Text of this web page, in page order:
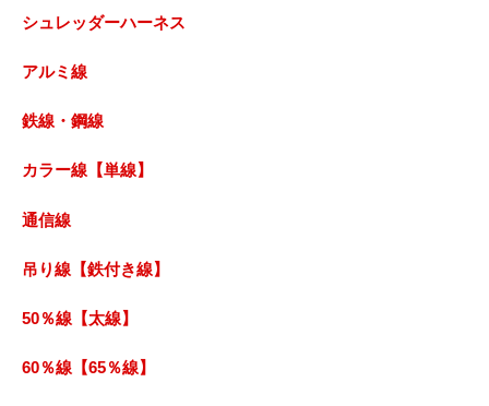
シュレッダーハーネス
アルミ線
鉄線・鋼線
カラー線【単線】
通信線
吊り線【鉄付き線】
50％線【太線】
60％線【65％線】